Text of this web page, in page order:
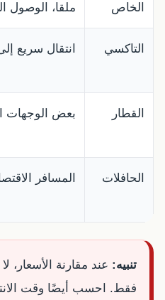
الخاص
ملقا، الوصول
التاكسي انتقال سريع
القطار بعض الوجهات
الحافلات المسافر
تنبيه: عند مقارنة الأسعار،
فقط. احسب أيضًا وقت